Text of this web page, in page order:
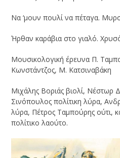
Να ‘μουν πουλί να πέταγα.
Ήρθαν καράβια στο γιαλό.
Μουσικολογική έρευνα Π.
Κωνστάντζος, Μ. Κατσιναβάκη
Μιχάλης Βοριάς βιολί, Νέστωρ
Σινόπουλος πολίτικη λύρα,
λύρα, Πέτρος Ταμπούρης ούτι,
πολίτικο λαούτο.